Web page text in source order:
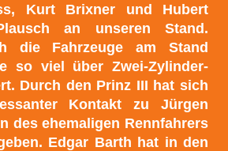
Kurt Brixner und Hubert
an unseren Stand.
die Fahrzeuge am Stand
so viel über Zwei-Zylinder-
Durch den Prinz III hat sich
Kontakt zu Jürgen
des ehemaligen Rennfahrers
Edgar Barth hat in den